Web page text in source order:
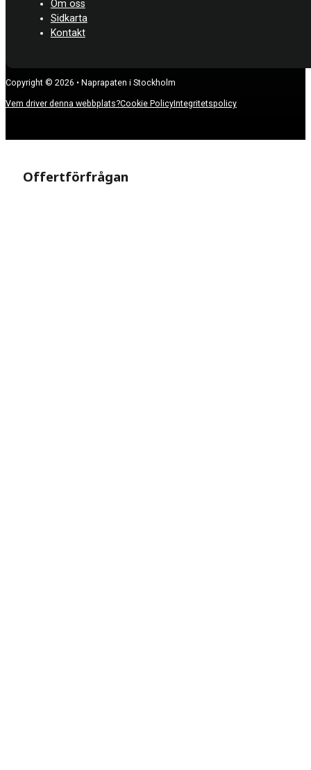
Om oss
Sidkarta
Kontakt
Copyright © 2026 • Naprapaten i Stockholm
Vem driver denna webbplats?Cookie PolicyIntegritetspolicy
Offertförfrågan